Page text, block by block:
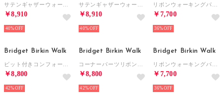
￥8,910
40%
￥8,910
40%
￥7,700
36%
Bridget Birkin Walk
￥8,800
42%
Bridget Birkin Walk
￥8,800
42%
Bridget Birkin Walk
￥7,700
36%